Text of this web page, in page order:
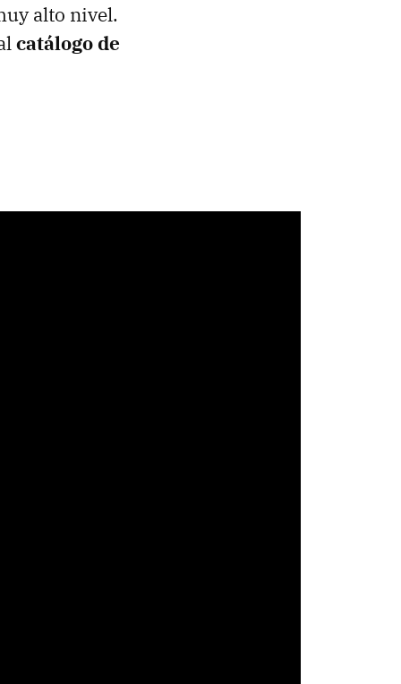
alto nivel.
catálogo de